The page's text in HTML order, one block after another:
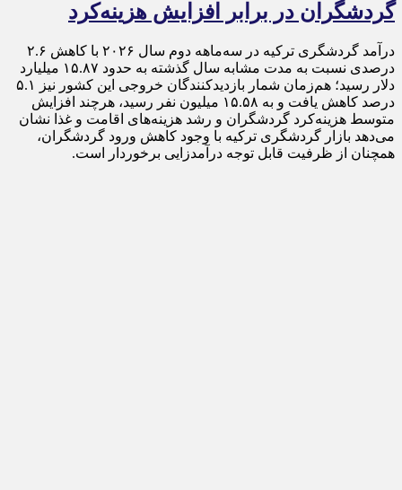
گردشگران در برابر افزایش هزینه‌کرد
درآمد گردشگری ترکیه در سه‌ماهه دوم سال ۲۰۲۶ با کاهش ۲.۶
درصدی نسبت به مدت مشابه سال گذشته به حدود ۱۵.۸۷ میلیارد
دلار رسید؛ هم‌زمان شمار بازدیدکنندگان خروجی این کشور نیز ۵.۱
درصد کاهش یافت و به ۱۵.۵۸ میلیون نفر رسید، هرچند افزایش
متوسط هزینه‌کرد گردشگران و رشد هزینه‌های اقامت و غذا نشان
می‌دهد بازار گردشگری ترکیه با وجود کاهش ورود گردشگران،
همچنان از ظرفیت قابل توجه درآمدزایی برخوردار است.